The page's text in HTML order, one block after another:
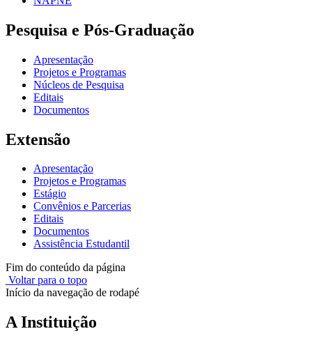
Pesquisa e Pós-Graduação
Apresentação
Projetos e Programas
Núcleos de Pesquisa
Editais
Documentos
Extensão
Apresentação
Projetos e Programas
Estágio
Convênios e Parcerias
Editais
Documentos
Assistência Estudantil
Fim do conteúdo da página
Voltar para o topo
Início da navegação de rodapé
A Instituição